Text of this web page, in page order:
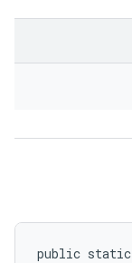
public static